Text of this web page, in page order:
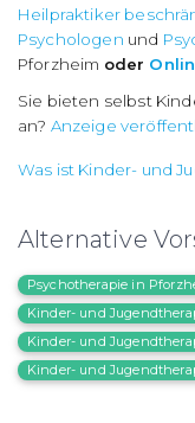
Heilpraktiker
Psychologen und
Pforzheim oder
Sie bieten selbst
an? Anzeige
Was ist Kinder- und
Alternative
Psychotherapie in
Kinder- und
Kinder- und
Kinder- und